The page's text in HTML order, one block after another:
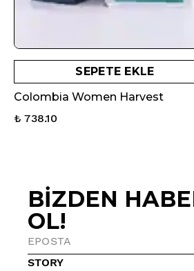
SEPETE EKLE
Colombia Women Harvest
₺ 738.10
STORY
BİZDEN
OL!